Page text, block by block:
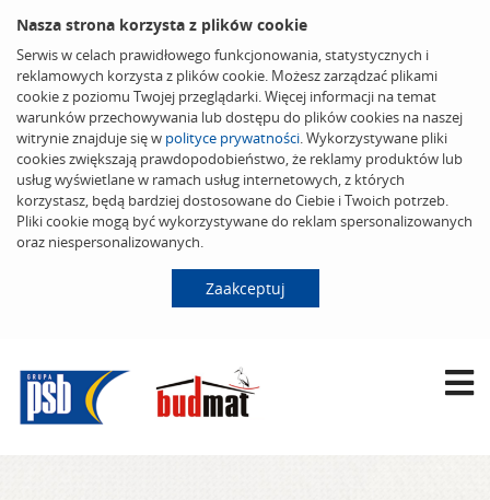
Nasza strona korzysta z plików cookie
Serwis w celach prawidłowego funkcjonowania, statystycznych i
reklamowych korzysta z plików cookie. Możesz zarządzać plikami
cookie z poziomu Twojej przeglądarki. Więcej informacji na temat
warunków przechowywania lub dostępu do plików cookies na naszej
witrynie znajduje się w polityce prywatności. Wykorzystywane pliki
cookies zwiększają prawdopodobieństwo, że reklamy produktów lub
usług wyświetlane w ramach usług internetowych, z których
korzystasz, będą bardziej dostosowane do Ciebie i Twoich potrzeb.
Pliki cookie mogą być wykorzystywane do reklam spersonalizowanych
oraz niespersonalizowanych.
Zaakceptuj